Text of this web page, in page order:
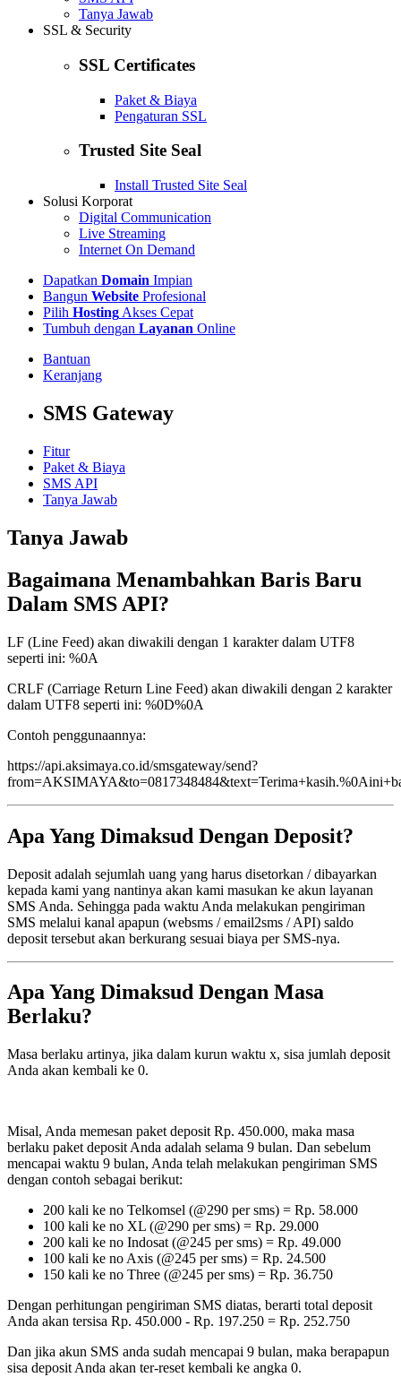
Tanya Jawab
SSL & Security
SSL Certificates
Paket & Biaya
Pengaturan SSL
Trusted Site Seal
Install Trusted Site Seal
Solusi Korporat
Digital Communication
Live Streaming
Internet On Demand
Dapatkan Domain Impian
Bangun Website Profesional
Pilih Hosting Akses Cepat
Tumbuh dengan Layanan Online
Bantuan
Keranjang
SMS Gateway
Fitur
Paket & Biaya
SMS API
Tanya Jawab
Tanya Jawab
Bagaimana Menambahkan Baris Baru
Dalam SMS API?
LF (Line Feed) akan diwakili dengan 1 karakter dalam UTF8
seperti ini: %0A
CRLF (Carriage Return Line Feed) akan diwakili dengan 2 karakter
dalam UTF8 seperti ini: %0D%0A
Contoh penggunaannya:
https://api.aksimaya.co.id/smsgateway/send?
Apa Yang Dimaksud Dengan Deposit?
Deposit adalah sejumlah uang yang harus disetorkan / dibayarkan
kepada kami yang nantinya akan kami masukan ke akun layanan
SMS Anda. Sehingga pada waktu Anda melakukan pengiriman
SMS melalui kanal apapun (websms / email2sms / API) saldo
deposit tersebut akan berkurang sesuai biaya per SMS-nya.
Apa Yang Dimaksud Dengan Masa
Berlaku?
Masa berlaku artinya, jika dalam kurun waktu x, sisa jumlah deposit
Anda akan kembali ke 0.
Misal, Anda memesan paket deposit Rp. 450.000, maka masa
berlaku paket deposit Anda adalah selama 9 bulan. Dan sebelum
mencapai waktu 9 bulan, Anda telah melakukan pengiriman SMS
dengan contoh sebagai berikut:
200 kali ke no Telkomsel (@290 per sms) = Rp. 58.000
100 kali ke no XL (@290 per sms) = Rp. 29.000
200 kali ke no Indosat (@245 per sms) = Rp. 49.000
100 kali ke no Axis (@245 per sms) = Rp. 24.500
150 kali ke no Three (@245 per sms) = Rp. 36.750
Dengan perhitungan pengiriman SMS diatas, berarti total deposit
Anda akan tersisa Rp. 450.000 - Rp. 197.250 = Rp. 252.750
Dan jika akun SMS anda sudah mencapai 9 bulan, maka berapapun
sisa deposit Anda akan ter-reset kembali ke angka 0.